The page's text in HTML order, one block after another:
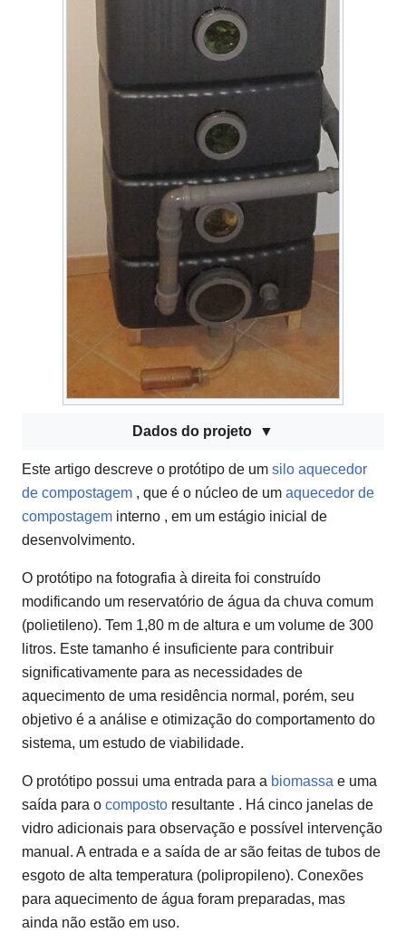
Dados do projeto
Este artigo descreve o protótipo de um silo aquecedor
de compostagem , que é o núcleo de um aquecedor de
compostagem interno , em um estágio inicial de
desenvolvimento.
O protótipo na fotografia à direita foi construído
modificando um reservatório de água da chuva comum
(polietileno). Tem 1,80 m de altura e um volume de 300
litros. Este tamanho é insuficiente para contribuir
significativamente para as necessidades de
aquecimento de uma residência normal, porém, seu
objetivo é a análise e otimização do comportamento do
sistema, um estudo de viabilidade.
O protótipo possui uma entrada para a biomassa e uma
saída para o composto resultante . Há cinco janelas de
vidro adicionais para observação e possível intervenção
manual. A entrada e a saída de ar são feitas de tubos de
esgoto de alta temperatura (polipropileno). Conexões
para aquecimento de água foram preparadas, mas
ainda não estão em uso.